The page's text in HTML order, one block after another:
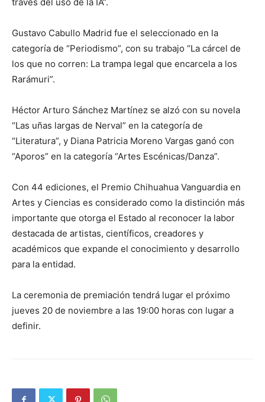
Gustavo Cabullo Madrid fue el seleccionado en la
categoría de “Periodismo”, con su trabajo “La cárcel de
los que no corren: La trampa legal que encarcela a los
Rarámuri”.
Héctor Arturo Sánchez Martínez se alzó con su novela
“Las uñas largas de Nerval” en la categoría de
“Literatura”, y Diana Patricia Moreno Vargas ganó con
“Aporos” en la categoría “Artes Escénicas/Danza”.
Con 44 ediciones, el Premio Chihuahua Vanguardia en
Artes y Ciencias es considerado como la distinción más
importante que otorga el Estado al reconocer la labor
destacada de artistas, científicos, creadores y
académicos que expande el conocimiento y desarrollo
para la entidad.
La ceremonia de premiación tendrá lugar el próximo
jueves 20 de noviembre a las 19:00 horas con lugar a
definir.